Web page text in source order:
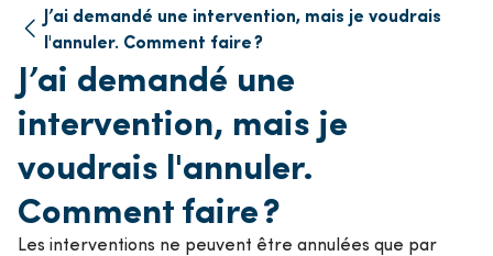
J’ai demandé une intervention, mais je voudrais
l'annuler. Comment faire ?
J’ai demandé une
intervention, mais je
voudrais l'annuler.
Comment faire ?
Les interventions ne peuvent être annulées que par